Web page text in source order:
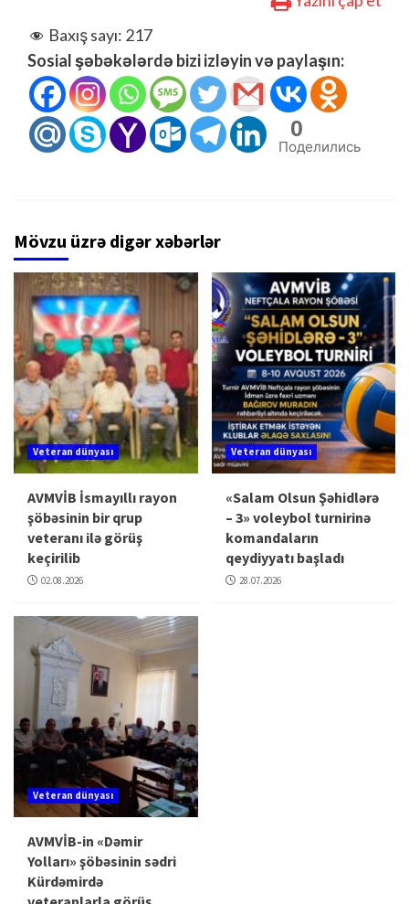
Baxış sayı: 217
Sosial şəbəkələrdə bizi izləyin və paylaşın:
0
Поделились
Mövzu üzrə digər xəbərlər
Veteran dünyası
AVMVİB İsmayıllı rayon
şöbəsinin bir qrup
veteranı ilə görüş
keçirilib
02.08.2026
Veteran dünyası
«Salam Olsun Şəhidlərə
– 3» voleybol turnirinə
komandaların
qeydiyyatı başladı
28.07.2026
Veteran dünyası
AVMVİB-in «Dəmir
Yolları» şöbəsinin sədri
Kürdəmirdə